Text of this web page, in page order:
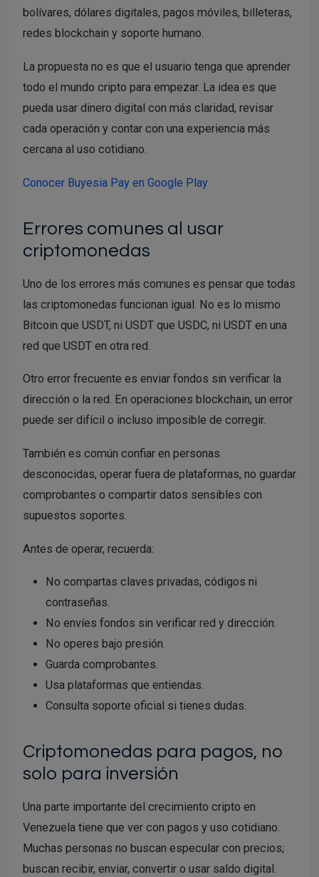
bolívares, dólares digitales, pagos móviles, billeteras,
redes blockchain y soporte humano.
La propuesta no es que el usuario tenga que aprender
todo el mundo cripto para empezar. La idea es que
pueda usar dinero digital con más claridad, revisar
cada operación y contar con una experiencia más
cercana al uso cotidiano.
Conocer Buyesia Pay en Google Play
Errores comunes al usar
criptomonedas
Uno de los errores más comunes es pensar que todas
las criptomonedas funcionan igual. No es lo mismo
Bitcoin que USDT, ni USDT que USDC, ni USDT en una
red que USDT en otra red.
Otro error frecuente es enviar fondos sin verificar la
dirección o la red. En operaciones blockchain, un error
puede ser difícil o incluso imposible de corregir.
También es común confiar en personas
desconocidas, operar fuera de plataformas, no guardar
comprobantes o compartir datos sensibles con
supuestos soportes.
Antes de operar, recuerda:
No compartas claves privadas, códigos ni
contraseñas.
No envíes fondos sin verificar red y dirección.
No operes bajo presión.
Guarda comprobantes.
Usa plataformas que entiendas.
Consulta soporte oficial si tienes dudas.
Criptomonedas para pagos, no
solo para inversión
Una parte importante del crecimiento cripto en
Venezuela tiene que ver con pagos y uso cotidiano.
Muchas personas no buscan especular con precios;
buscan recibir, enviar, convertir o usar saldo digital.